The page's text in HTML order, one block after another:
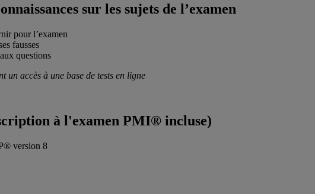
sur les sujets de l’examen
pour l’examen
fausses
questions
accès à une base de tests en ligne
à l'examen PMI® incluse)
version 8